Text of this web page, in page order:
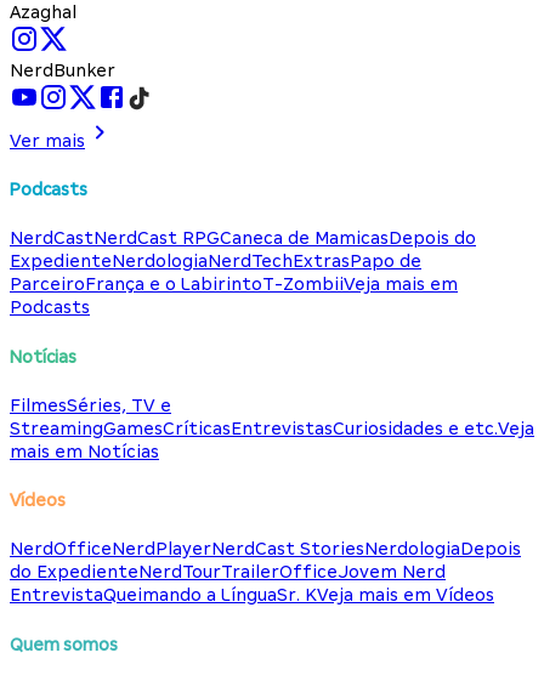
Azaghal
NerdBunker
Ver mais
Podcasts
NerdCastNerdCast RPGCaneca de MamicasDepois do
ExpedienteNerdologiaNerdTechExtrasPapo de
ParceiroFrança e o LabirintoT-ZombiiVeja mais em
Podcasts
Notícias
FilmesSéries, TV e
StreamingGamesCríticasEntrevistasCuriosidades e etc.Veja
mais em Notícias
Vídeos
NerdOfficeNerdPlayerNerdCast StoriesNerdologiaDepois
do ExpedienteNerdTourTrailerOfficeJovem Nerd
EntrevistaQueimando a LínguaSr. KVeja mais em Vídeos
Quem somos